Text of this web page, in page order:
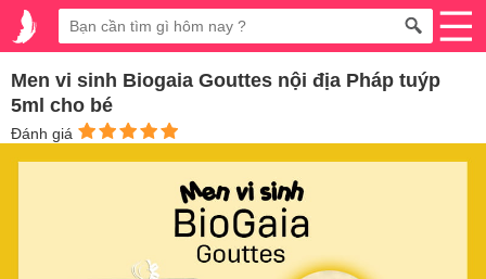
Men vi sinh Biogaia Gouttes nội địa Pháp tuýp
5ml cho bé
Đánh giá